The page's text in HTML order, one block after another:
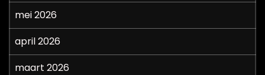
mei 2026
april 2026
maart 2026